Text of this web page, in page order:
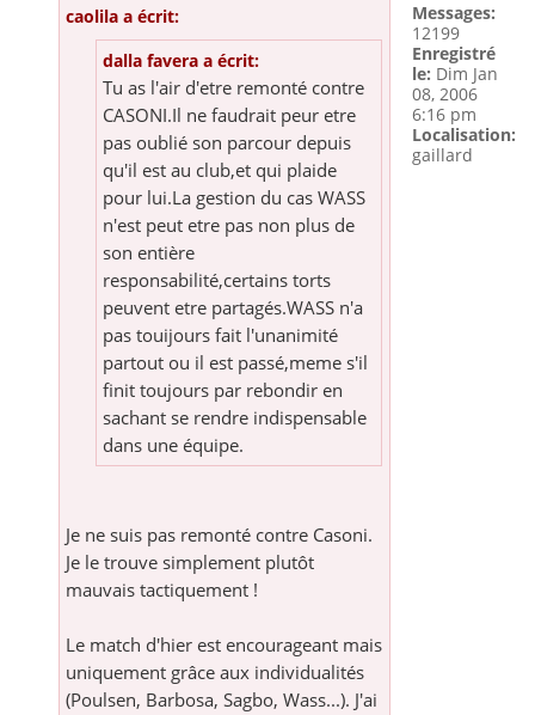
caolila a écrit:
dalla favera a écrit:
Tu as l'air d'etre remonté contre
CASONI.Il ne faudrait peur etre
pas oublié son parcour depuis
qu'il est au club,et qui plaide
pour lui.La gestion du cas WASS
n'est peut etre pas non plus de
son entière
responsabilité,certains torts
peuvent etre partagés.WASS n'a
pas touijours fait l'unanimité
partout ou il est passé,meme s'il
finit toujours par rebondir en
sachant se rendre indispensable
dans une équipe.
Je ne suis pas remonté contre Casoni.
Je le trouve simplement plutôt
mauvais tactiquement !
Le match d'hier est encourageant mais
uniquement grâce aux individualités
(Poulsen, Barbosa, Sagbo, Wass...). J'ai
Messages:
12199
Enregistré
le: Dim Jan
08, 2006
6:16 pm
Localisation:
gaillard